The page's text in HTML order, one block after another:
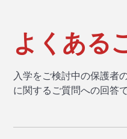
よくある
入学をご検討中の保護者
に関するご質問への回答で